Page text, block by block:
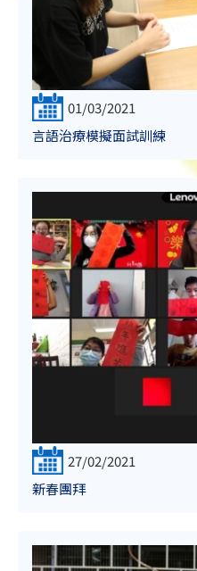
01/03/2021
言語治療模擬面試訓練
27/02/2021
新春團拜